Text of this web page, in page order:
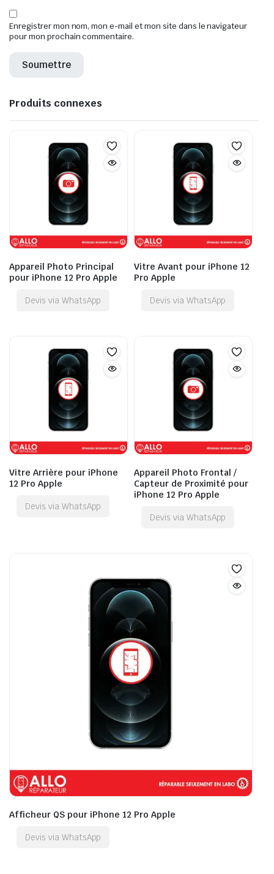
Enregistrer mon nom, mon e-mail et mon site dans le navigateur
pour mon prochain commentaire.
Produits connexes
Appareil Photo Principal
pour iPhone 12 Pro Apple
Devis via WhatsApp
Vitre Avant pour iPhone 12
Pro Apple
Devis via WhatsApp
Vitre Arrière pour iPhone
12 Pro Apple
Devis via WhatsApp
Appareil Photo Frontal /
Capteur de Proximité pour
iPhone 12 Pro Apple
Devis via WhatsApp
Afficheur QS pour iPhone 12 Pro Apple
Devis via WhatsApp